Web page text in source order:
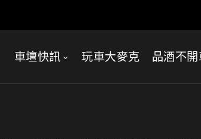
車壇快訊 玩車大麥克 品酒不